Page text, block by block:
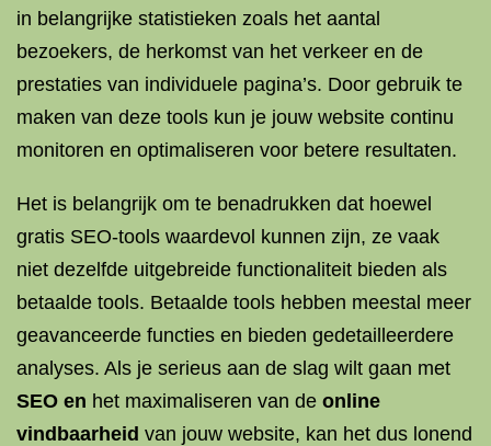
in belangrijke statistieken zoals het aantal
bezoekers, de herkomst van het verkeer en de
prestaties van individuele pagina’s. Door gebruik te
maken van deze tools kun je jouw website continu
monitoren en optimaliseren voor betere resultaten.
Het is belangrijk om te benadrukken dat hoewel
gratis SEO-tools waardevol kunnen zijn, ze vaak
niet dezelfde uitgebreide functionaliteit bieden als
betaalde tools. Betaalde tools hebben meestal meer
geavanceerde functies en bieden gedetailleerdere
analyses. Als je serieus aan de slag wilt gaan met
SEO en het maximaliseren van de online
vindbaarheid van jouw website, kan het dus lonend